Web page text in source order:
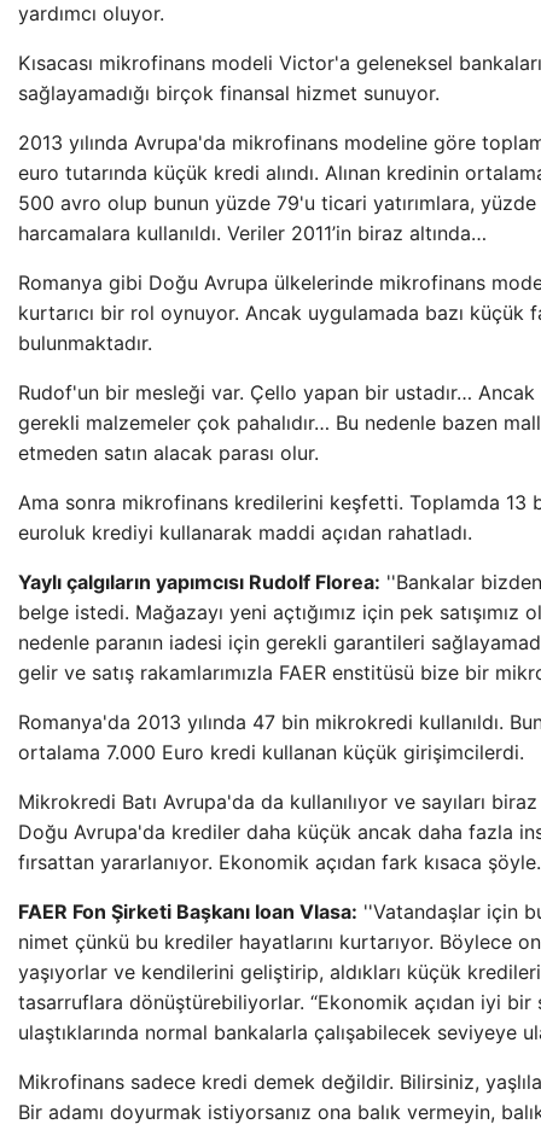
yardımcı oluyor.
Kısacası mikrofinans modeli Victor'a geleneksel
sağlayamadığı birçok finansal hizmet sunuyor.
2013 yılında Avrupa'da mikrofinans modeline göre
euro tutarında küçük kredi alındı. Alınan kredinin
500 avro olup bunun yüzde 79'u ticari yatırımlara,
harcamalara kullanıldı. Veriler 2011’in biraz altında…
Romanya gibi Doğu Avrupa ülkelerinde mikrofinans
kurtarıcı bir rol oynuyor. Ancak uygulamada bazı küçük
bulunmaktadır.
Rudof'un bir mesleği var. Çello yapan bir ustadır…
gerekli malzemeler çok pahalıdır… Bu nedenle bazen
etmeden satın alacak parası olur.
Ama sonra mikrofinans kredilerini keşfetti. Toplamda 13
euroluk krediyi kullanarak maddi açıdan rahatladı.
Yaylı çalgıların yapımcısı Rudolf Florea: ''Bankalar
belge istedi. Mağazayı yeni açtığımız için pek satışımız
nedenle paranın iadesi için gerekli garantileri
gelir ve satış rakamlarımızla FAER enstitüsü bize bir
Romanya'da 2013 yılında 47 bin mikrokredi kullanıldı.
ortalama 7.000 Euro kredi kullanan küçük girişimcilerdi.
Mikrokredi Batı Avrupa'da da kullanılıyor ve sayıları
Doğu Avrupa'da krediler daha küçük ancak daha fazla
fırsattan yararlanıyor. Ekonomik açıdan fark kısaca
FAER Fon Şirketi Başkanı Ioan Vlasa: ''Vatandaşlar için
nimet çünkü bu krediler hayatlarını kurtarıyor. Böylece
yaşıyorlar ve kendilerini geliştirip, aldıkları küçük
tasarruflara dönüştürebiliyorlar. “Ekonomik açıdan iyi bir
ulaştıklarında normal bankalarla çalışabilecek seviyeye
Mikrofinans sadece kredi demek değildir. Bilirsiniz,
Bir adamı doyurmak istiyorsanız ona balık vermeyin,